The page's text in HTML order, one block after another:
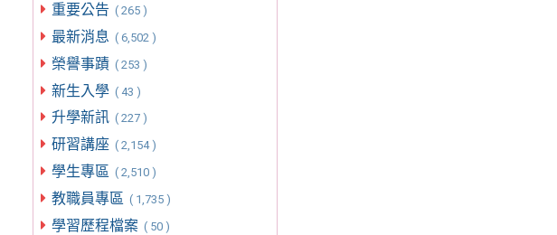
重要公告 ( 265 )
最新消息 ( 6,502 )
榮譽事蹟 ( 253 )
新生入學 ( 43 )
升學新訊 ( 227 )
研習講座 ( 2,154 )
學生專區 ( 2,510 )
教職員專區 ( 1,735 )
學習歷程檔案 ( 50 )